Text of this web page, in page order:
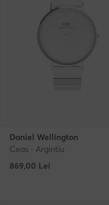
Daniel Wellington
Ceas · Argintiu
869,00 Lei